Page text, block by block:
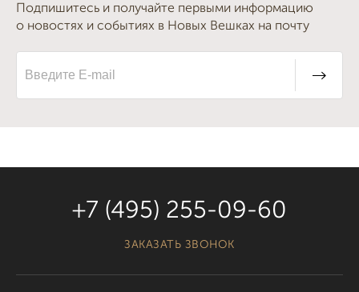
Подпишитесь и получайте первыми информацию
о новостях и событиях в Новых Вешках на почту
+7 (495) 255-09-60
ЗАКАЗАТЬ ЗВОНОК